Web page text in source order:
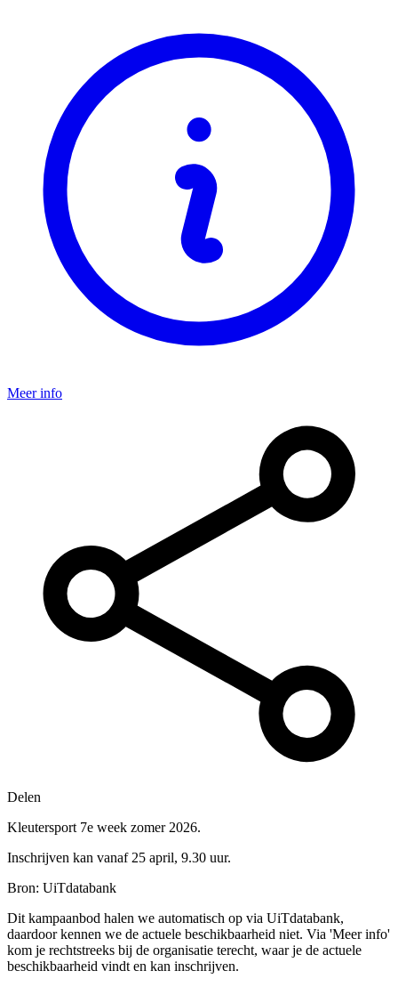
Meer info
Delen
Kleutersport 7e week zomer 2026.
Inschrijven kan vanaf 25 april, 9.30 uur.
Bron: UiTdatabank
Dit kampaanbod halen we automatisch op via UiTdatabank,
daardoor kennen we de actuele beschikbaarheid niet. Via 'Meer info'
kom je rechtstreeks bij de organisatie terecht, waar je de actuele
beschikbaarheid vindt en kan inschrijven.